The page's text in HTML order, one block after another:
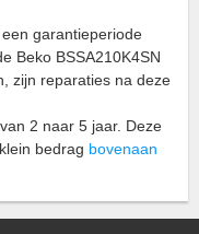
garantieperiode
Beko BSSA210K4SN
zijn reparaties na deze
2 naar 5 jaar. Deze
bedrag bovenaan